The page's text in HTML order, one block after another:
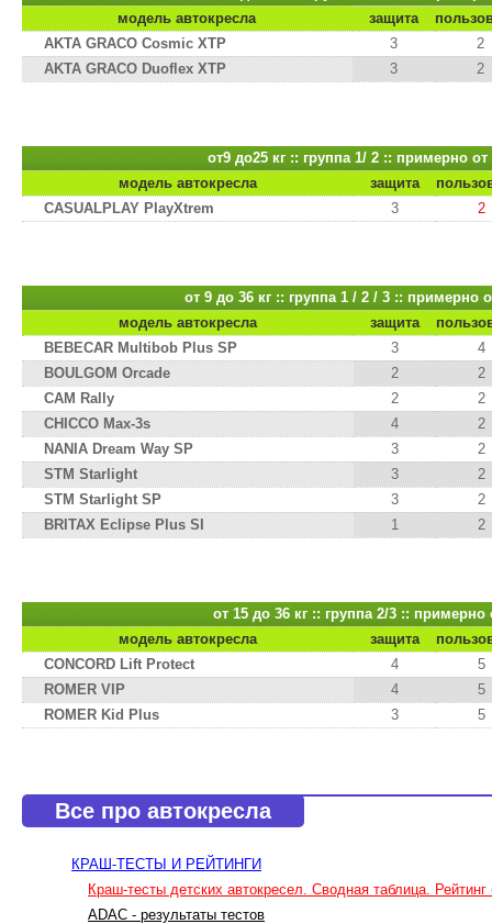
модель автокресла
защита
AKTA GRACO Cosmic XTP
3
2
AKTA GRACO Duoflex XTP
3 2
от9 до25 кг :: группа 1/ 2 :: примерно
модель автокресла
защита
CASUALPLAY PlayXtrem
3 2
от 9 до 36 кг :: группа 1 / 2 / 3 :: примерно
модель автокресла
защита
BEBECAR Multibob Plus SP
3
4
BOULGOM Orcade
2
2
CAM Rally
2
2
CHICCO Max-3s
4
2
NANIA Dream Way SP
3
2
STM Starlight
3
2
STM Starlight SP
3
2
BRITAX Eclipse Plus SI
1 2
от 15 до 36 кг :: группа 2/3 :: примерно
модель автокресла
защита
CONCORD Lift Protect
4
5
ROMER VIP
4
5
ROMER Kid Plus
3 5
Все про автокресла
КРАШ-ТЕСТЫ И РЕЙТИНГИ
Краш-тесты детских автокресел. Сводная таблица. Рейтинг
ADAC - результаты тестов